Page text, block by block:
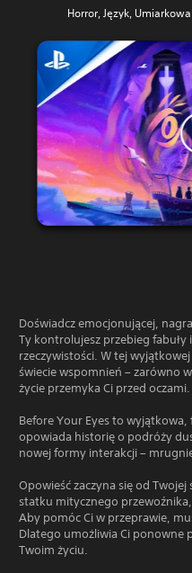
Horror, Język,
Doświadcz emocjonującej,
Ty kontrolujesz przebieg fabuły
rzeczywistości. W tej wyjątkowej
świecie wspomnień – zarówno
życie przemyka Ci przed oczami.
Before Your Eyes to
opowiada historię o podróży
nowej formy interakcji –
Opowieść zaczyna się od
statku mitycznego
Aby pomóc Ci w przeprawie,
Dlatego umożliwia Ci ponowne
Twoim życiu.